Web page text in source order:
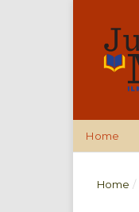
Home
Home /